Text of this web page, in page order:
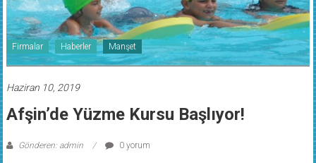
Firmalar Haberler Manşet
Haziran 10, 2019
Afşin’de Yüzme Kursu Başlıyor!
Gönderen: admin 0 yorum